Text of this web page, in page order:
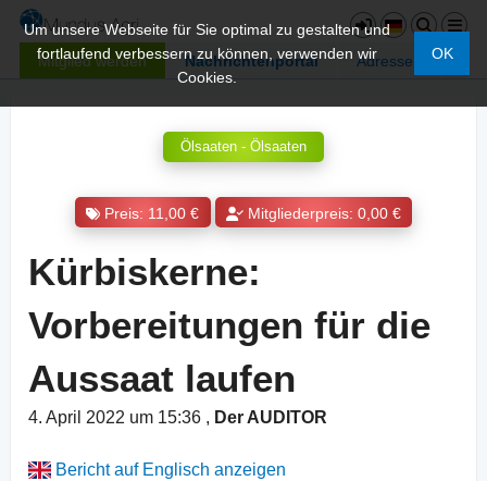
Mitglied werden Nachrichtenportal Adressen
Um unsere Webseite für Sie optimal zu gestalten und
fortlaufend verbessern zu können, verwenden wir
Cookies.
OK
Ölsaaten - Ölsaaten
Preis: 11,00 € Mitgliederpreis: 0,00 €
Kürbiskerne:
Vorbereitungen für die
Aussaat laufen
4. April 2022 um 15:36 , Der AUDITOR
Bericht auf Englisch anzeigen